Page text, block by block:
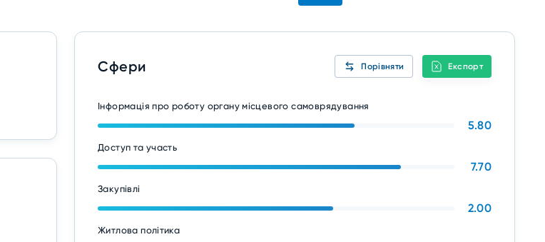
Сфери Порівняти Експорт
Інформація про роботу органу місцевого самоврядування
5.80
Доступ та участь
7.70
Закупівлі
2.00
Житлова політика